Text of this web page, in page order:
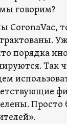
говорим?
CoronaVac,
порядка
Так